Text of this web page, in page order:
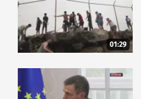
01:29